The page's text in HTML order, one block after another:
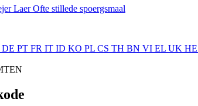
LaerOfte stillede spoergsmaal
DE PT FR IT ID KO PL CS TH BN VI EL UK HE